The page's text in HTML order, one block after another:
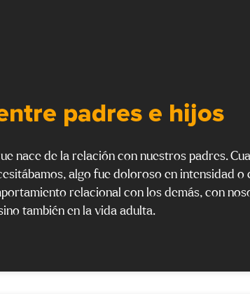
padres e hijos
nace de la relación con nuestros padres.
algo fue doloroso en intensidad o
relacional con los demás, con
también en la vida adulta.